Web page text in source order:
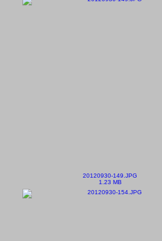
20120930-149.JPG
1.23 MB